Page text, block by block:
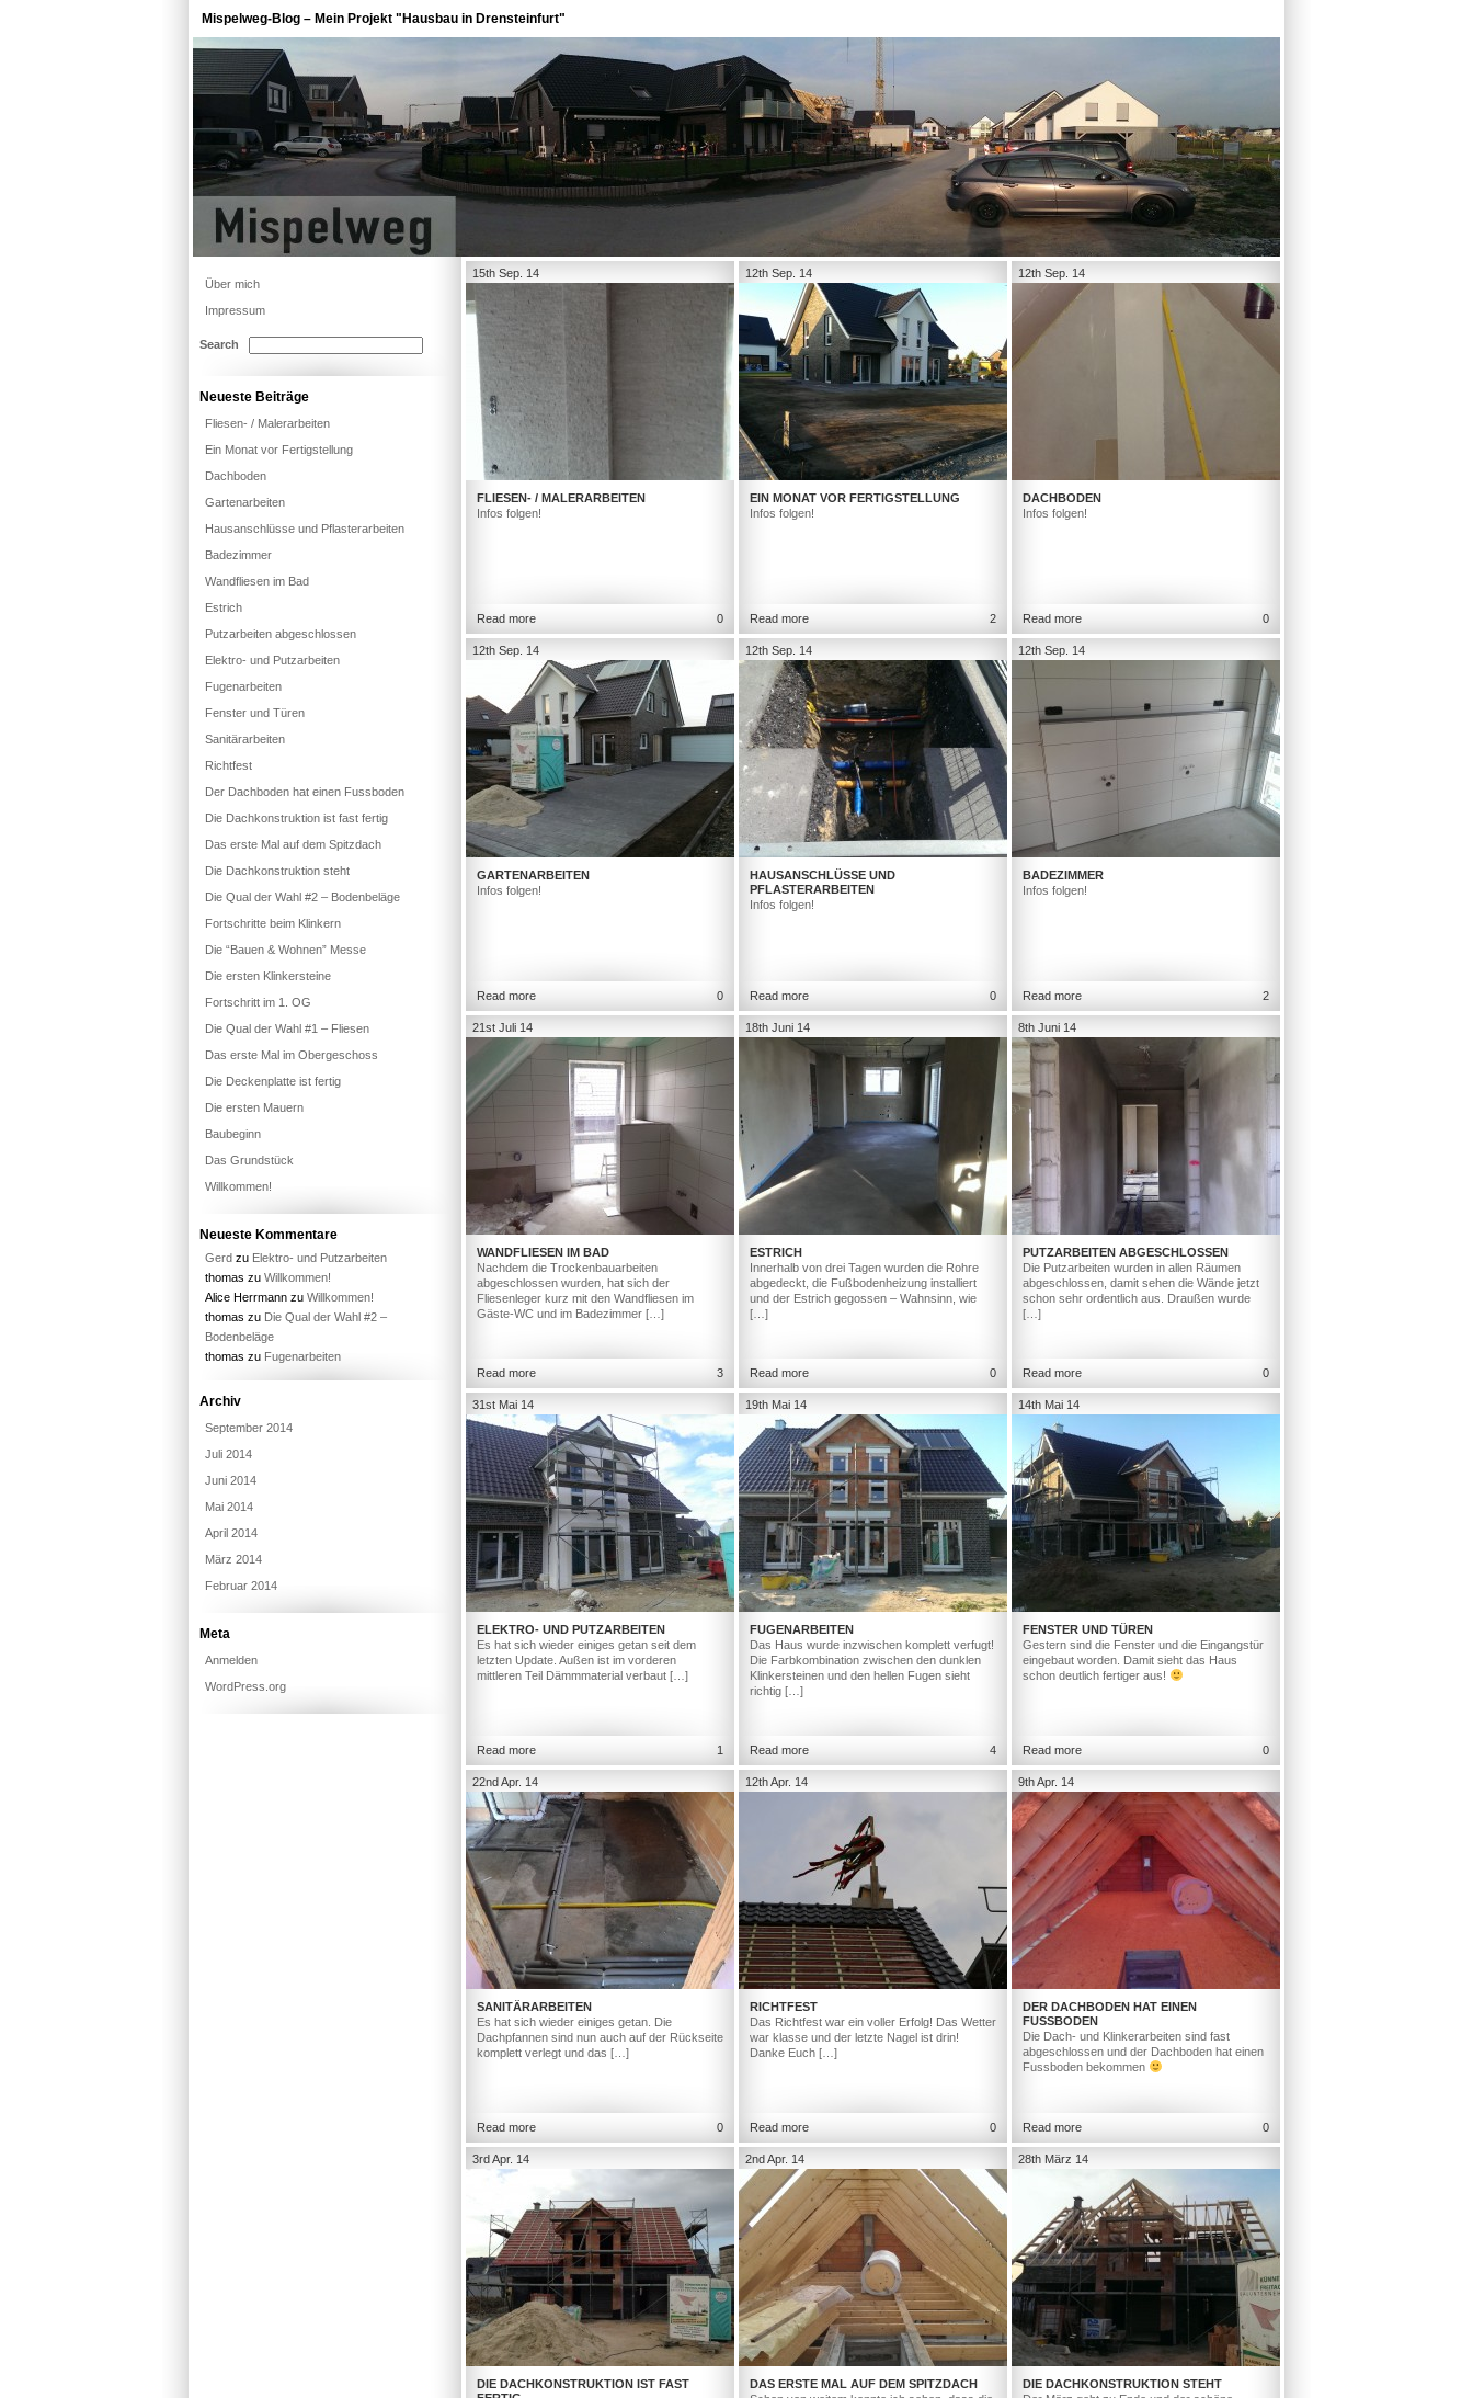
Mispelweg-Blog – Mein Projekt "Hausbau in Drensteinfurt"
15th Sep. 14
FLIESEN- / MALERARBEITEN
Infos folgen!
Read more 0
12th Sep. 14
EIN MONAT VOR FERTIGSTELLUNG
Infos folgen!
Read more 2
12th Sep. 14
DACHBODEN
Infos folgen!
Read more 0
12th Sep. 14
GARTENARBEITEN
Infos folgen!
Read more 0
12th Sep. 14
HAUSANSCHLÜSSE UND
PFLASTERARBEITEN
Infos folgen!
Read more 0
12th Sep. 14
BADEZIMMER
Infos folgen!
Read more 2
21st Juli 14
WANDFLIESEN IM BAD
Nachdem die Trockenbauarbeiten
abgeschlossen wurden, hat sich der
Fliesenleger kurz mit den Wandfliesen im
Gäste-WC und im Badezimmer […]
Read more 3
18th Juni 14
ESTRICH
Innerhalb von drei Tagen wurden die Rohre
abgedeckt, die Fußbodenheizung installiert
und der Estrich gegossen – Wahnsinn, wie
[…]
Read more 0
8th Juni 14
PUTZARBEITEN ABGESCHLOSSEN
Die Putzarbeiten wurden in allen Räumen
abgeschlossen, damit sehen die Wände jetzt
schon sehr ordentlich aus. Draußen wurde
[…]
Read more 0
31st Mai 14
ELEKTRO- UND PUTZARBEITEN
Es hat sich wieder einiges getan seit dem
letzten Update. Außen ist im vorderen
mittleren Teil Dämmmaterial verbaut […]
Read more 1
19th Mai 14
FUGENARBEITEN
Das Haus wurde inzwischen komplett verfugt!
Die Farbkombination zwischen den dunklen
Klinkersteinen und den hellen Fugen sieht
richtig […]
Read more 4
14th Mai 14
FENSTER UND TÜREN
Gestern sind die Fenster und die Eingangstür
eingebaut worden. Damit sieht das Haus
schon deutlich fertiger aus!
Read more 0
22nd Apr. 14
SANITÄRARBEITEN
Es hat sich wieder einiges getan. Die
Dachpfannen sind nun auch auf der Rückseite
komplett verlegt und das […]
Read more 0
12th Apr. 14
RICHTFEST
Das Richtfest war ein voller Erfolg! Das Wetter
war klasse und der letzte Nagel ist drin!
Danke Euch […]
Read more 0
9th Apr. 14
DER DACHBODEN HAT EINEN
FUSSBODEN
Die Dach- und Klinkerarbeiten sind fast
abgeschlossen und der Dachboden hat einen
Fussboden bekommen
Read more 0
3rd Apr. 14
DIE DACHKONSTRUKTION IST FAST
2nd Apr. 14
DAS ERSTE MAL AUF DEM SPITZDACH
28th März 14
DIE DACHKONSTRUKTION STEHT
Über mich
Impressum
Search
Neueste Beiträge
Fliesen- / Malerarbeiten
Ein Monat vor Fertigstellung
Dachboden
Gartenarbeiten
Hausanschlüsse und Pflasterarbeiten
Badezimmer
Wandfliesen im Bad
Estrich
Putzarbeiten abgeschlossen
Elektro- und Putzarbeiten
Fugenarbeiten
Fenster und Türen
Sanitärarbeiten
Richtfest
Der Dachboden hat einen Fussboden
Die Dachkonstruktion ist fast fertig
Das erste Mal auf dem Spitzdach
Die Dachkonstruktion steht
Die Qual der Wahl #2 – Bodenbeläge
Fortschritte beim Klinkern
Die “Bauen & Wohnen” Messe
Die ersten Klinkersteine
Fortschritt im 1. OG
Die Qual der Wahl #1 – Fliesen
Das erste Mal im Obergeschoss
Die Deckenplatte ist fertig
Die ersten Mauern
Baubeginn
Das Grundstück
Willkommen!
Neueste Kommentare
Gerd zu Elektro- und Putzarbeiten
thomas zu Willkommen!
Alice Herrmann zu Willkommen!
thomas zu Die Qual der Wahl #2 –
Bodenbeläge
thomas zu Fugenarbeiten
Archiv
September 2014
Juli 2014
Juni 2014
Mai 2014
April 2014
März 2014
Februar 2014
Meta
Anmelden
WordPress.org